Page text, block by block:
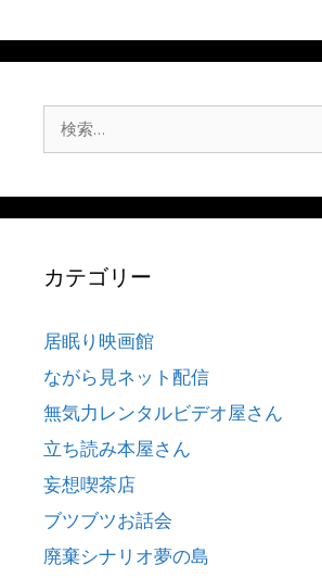
索:
カテゴリー
居眠り映画館
ながら見ネット配信
無気力レンタルビデオ屋さん
立ち読み本屋さん
妄想喫茶店
ブツブツお話会
廃棄シナリオ夢の島